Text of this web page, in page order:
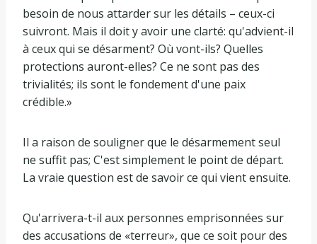
besoin de nous attarder sur les détails – ceux-ci
suivront. Mais il doit y avoir une clarté: qu'advient-il
à ceux qui se désarment? Où vont-ils? Quelles
protections auront-elles? Ce ne sont pas des
trivialités; ils sont le fondement d'une paix
crédible.»
Il a raison de souligner que le désarmement seul
ne suffit pas; C'est simplement le point de départ.
La vraie question est de savoir ce qui vient ensuite.
Qu'arrivera-t-il aux personnes emprisonnées sur
des accusations de «terreur», que ce soit pour des